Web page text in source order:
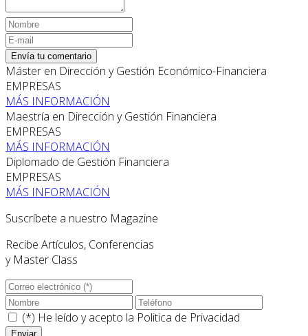
Envía tu comentario
Máster en Dirección y Gestión Económico-Financiera
EMPRESAS
MÁS INFORMACIÓN
Maestría en Dirección y Gestión Financiera
EMPRESAS
MÁS INFORMACIÓN
Diplomado de Gestión Financiera
EMPRESAS
MÁS INFORMACIÓN
Suscríbete a nuestro Magazine
Recibe Artículos, Conferencias
y Master Class
(*) He leído y acepto la Politica de Privacidad